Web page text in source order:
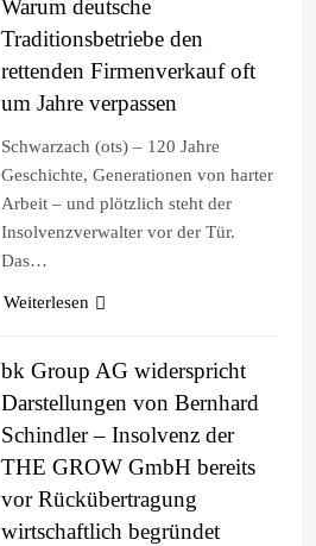
Warum deutsche
Traditionsbetriebe den
rettenden Firmenverkauf oft
um Jahre verpassen
Schwarzach (ots) – 120 Jahre
Geschichte, Generationen von harter
Arbeit – und plötzlich steht der
Insolvenzverwalter vor der Tür.
Das…
Weiterlesen
bk Group AG widerspricht
Darstellungen von Bernhard
Schindler – Insolvenz der
THE GROW GmbH bereits
vor Rückübertragung
wirtschaftlich begründet